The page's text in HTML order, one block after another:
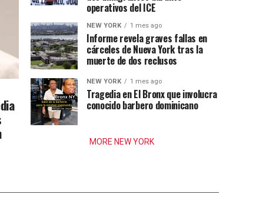
operativos del ICE
NEW YORK 1 mes ago
Informe revela graves fallas en
cárceles de Nueva York tras la
muerte de dos reclusos
NEW YORK 1 mes ago
Tragedia en El Bronx que involucra
conocido barbero dominicano
MORE NEW YORK